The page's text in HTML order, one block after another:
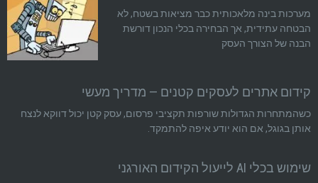
מערכות בינה מלאכותית כבר מציאות בשטח, לא
הבטחה עתידית, אך הבחירה בכלי הנכון דורשת
הבנה של הצורך העסק
קידום אתרים לעסקים קטנים — מדריך מעשי
כשהמתחרות הגדולות שורפות תקציבי פרסום, עסק קטן יכול דווקא לנצח
אותן בגוגל, אם הוא יודע איפה להתמקד.
שימוש בכלי AI לייעול הקידום האורגני